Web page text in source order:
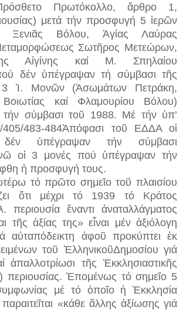
Πρωτόκολλο, ἄρθρο 1,
μετά τήν προσφυγή 5 ἱερῶν
Βόλου, Ἁγίας Λαύρας
Σωτῆρος Μετεώρων,
Αἰγίνης καί Μ. Σπηλαίου
δέν ὑπέγραψαν τή σύμβασι τῆς
3 Ἱ. Μονῶν (Ἀσωμάτων Πετράκη,
καί Φλαμουρίου Βόλου)
σύμβασι τοῦ 1988. Μέ τήν ὑπ’
405/483-484Ἀπόφασι τοῦ ΕΔΔΑ οἱ
ὑπέγραψαν τήν σύμβασι
οἱ 3 μονές πού ὑπέγραψαν τήν
ἡ προσφυγή τους.
τό πρῶτο σημεῖο τοῦ πλαισίου
ὅτι μέχρι τό 1939 τό Κράτος
περιουσία ἔναντι ἀναταλλάγματος
τῆς ἀξίας της» εἶναι μέν ἀξιόλογη
αὐταπόδεικτη ἀφοῦ προκύπτει ἐκ
τοῦ ἙλληνικοῦΔημοσίου γιά
ἀπαλλοτρίωσι τῆς Ἐκκλησιαστικῆς
περιουσίας. Ἑπομένως τό σημεῖο 5
μέ τό ὁποῖο ἡ Ἐκκλησία
παραιτεῖται «κάθε ἄλλης ἀξίωσης γιά